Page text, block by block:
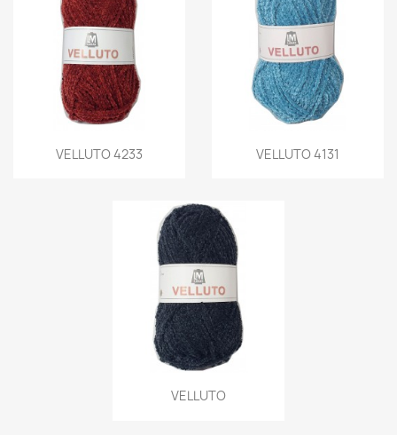
VELLUTO 4233 VELLUTO 4131
VELLUTO